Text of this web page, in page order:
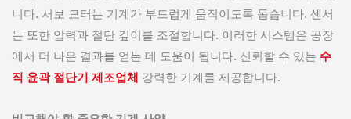
니다. 서보 모터는 기계가 부드럽게 움직이도록 돕습니다. 센서
는 또한 압력과 절단 깊이를 조절합니다. 이러한 시스템은 공장
에서 더 나은 결과를 얻는 데 도움이 됩니다. 신뢰할 수 있는 수
직 윤곽 절단기 제조업체
강력한 기계를 제공합니다.